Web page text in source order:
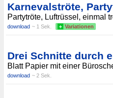
Karnevalströte,
Partytröte, Luftrüssel, einmal
download ~ 1 Sek. + Variationen
Drei Schnitte durch
Blatt Papier mit einer
download ~ 2 Sek.